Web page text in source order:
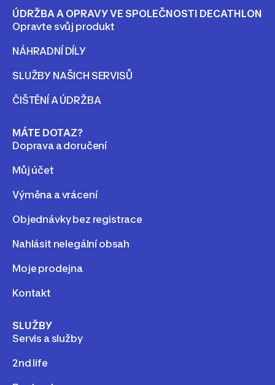
ÚDRŽBA A OPRAVY VE SPOLEČNOSTI DECATHLON
Opravte svůj produkt
NÁHRADNÍ DÍLY
SLUŽBY NAŠICH SERVISŮ
ČIŠTĚNÍ A ÚDRŽBA
MÁTE DOTAZ?
Doprava a doručení
Můj účet
Výměna a vrácení
Objednávky bez registrace
Nahlásit nelegální obsah
Moje prodejna
Kontakt
SLUŽBY
Servis a služby
2nd life